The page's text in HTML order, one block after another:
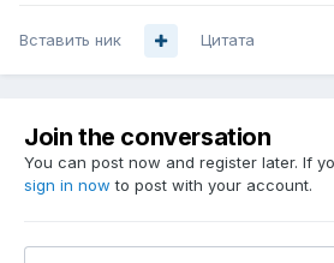
Вставить ник Цитата
Join the conversation
You can post now and register later. If
sign in now to post with your account.